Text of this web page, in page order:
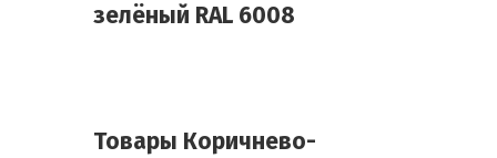
зелёный RAL 6008
Товары Коричнево-